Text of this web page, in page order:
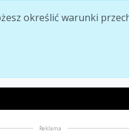
określić warunki
Reklama